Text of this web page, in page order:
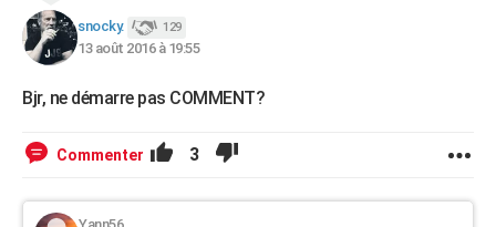
snocky. 129
13 août 2016 à 19:55
Bjr, ne démarre pas COMMENT?
Commenter 3